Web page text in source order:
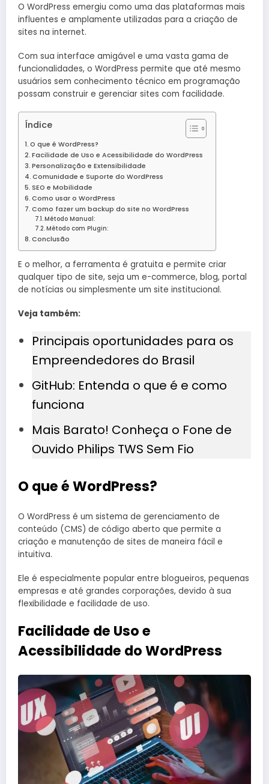
O WordPress emergiu como uma das plataformas mais
influentes e amplamente utilizadas para a criação de
sites na internet.
Com sua interface amigável e uma vasta gama de
funcionalidades, o WordPress permite que até mesmo
usuários sem conhecimento técnico em programação
possam construir e gerenciar sites com facilidade.
Índice
O que é WordPress?
Facilidade de Uso e Acessibilidade do WordPress
Personalização e Extensibilidade
Comunidade e Suporte do WordPress
SEO e Mobilidade
Como usar o WordPress
Como fazer um backup do site no WordPress
Método Manual:
Método com Plugin:
Conclusão
E o melhor, a ferramenta é gratuita e permite criar
qualquer tipo de site, seja um e-commerce, blog, portal
de notícias ou simplesmente um site institucional.
Veja também:
Principais oportunidades para os
Empreendedores do Brasil
GitHub: Entenda o que é e como
funciona
Mais Barato! Conheça o Fone de
Ouvido Philips TWS Sem Fio
O que é WordPress?
O WordPress é um sistema de gerenciamento de
conteúdo (CMS) de código aberto que permite a
criação e manutenção de sites de maneira fácil e
intuitiva.
Ele é especialmente popular entre blogueiros, pequenas
empresas e até grandes corporações, devido à sua
flexibilidade e facilidade de uso.
Facilidade de Uso e
Acessibilidade do WordPress